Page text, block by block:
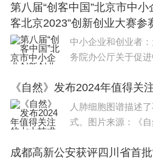
赛密云分赛区赛事
1.参赛项目符合
第八届“创客中国”北京市中小
客北京2023”创新创业大赛参
中小企业和创业者
务院办公厅关于促
举办第八届“创客中
通知》（
《自然》发布2024年值得关
人肺细胞图谱描述
式。图片来源：《
容……《自然》网站
成都高新公安获评四川省首